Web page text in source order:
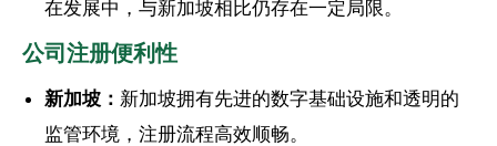
在发展中，与新加坡相比仍存在一定局限。
公司注册便利性
新加坡： 新加坡拥有先进的数字基础设施和透明的
监管环境，注册流程高效顺畅。